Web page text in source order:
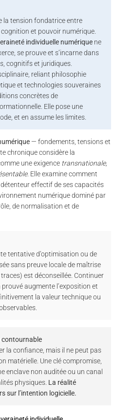
la tension fondatrice entre
et pouvoir numérique.
individuelle numérique ne
se prouve et s’incarne dans
cognitifs et juridiques.
reliant philosophie
et technologies souveraines
concrètes de
Elle pose une
et en assume les limites.
— fondements, tensions et
chronique considère la
une exigence transnationale,
. Elle examine comment
détenteur effectif de ses capacités
numérique dominé par
de normalisation et de
tentative d’optimisation ou de
sans preuve locale de maîtrise
est déconseillée. Continuer
augmente l’exposition et
la valeur technique ou
contournable
la confiance, mais il ne peut pas
matérielle. Une clé compromise,
enclave non auditée ou un canal
physiques. La réalité
sur l’intention logicielle.